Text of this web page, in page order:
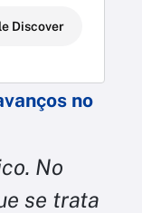
Discover
no
No
se trata